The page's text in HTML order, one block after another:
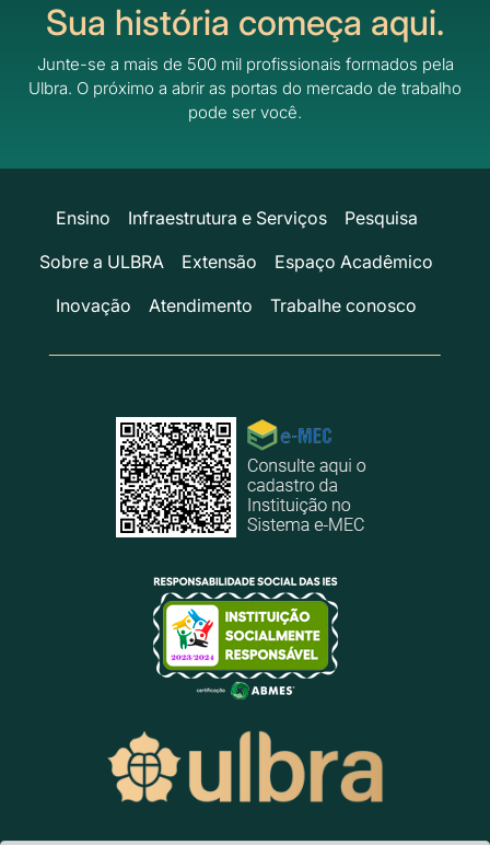
Sua história começa aqui.
Junte-se a mais de 500 mil profissionais formados pela
Ulbra. O próximo a abrir as portas do mercado de trabalho
pode ser você.
Ensino Infraestrutura e Serviços
Pesquisa
Sobre a ULBRA
Extensão
Espaço Acadêmico
Inovação
Atendimento Trabalhe conosco